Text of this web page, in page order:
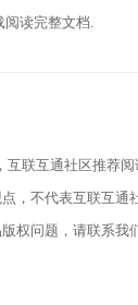
阅读完整文档.
互联互通社区推荐
，不代表互联互通
权问题，请联系我